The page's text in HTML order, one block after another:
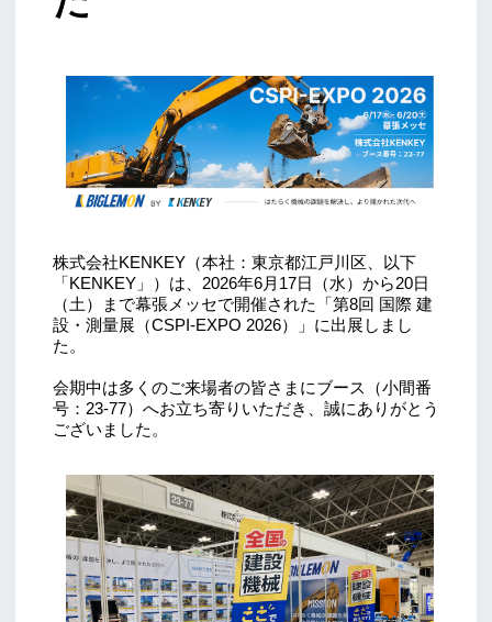
株式会社KENKEY（本社：東京都江戸川区、以下
「KENKEY」）は、2026年6月17日（水）から20日
（土）まで幕張メッセで開催された「第8回 国際 建
設・測量展（CSPI-EXPO 2026）」に出展しまし
た。
会期中は多くのご来場者の皆さまにブース（小間番
号：23-77）へお立ち寄りいただき、誠にありがとう
ございました。